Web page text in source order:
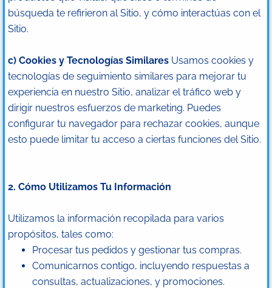
búsqueda te refirieron al Sitio, y cómo interactúas con el
Sitio.
c) Cookies y Tecnologías Similares Usamos cookies y
tecnologías de seguimiento similares para mejorar tu
experiencia en nuestro Sitio, analizar el tráfico web y
dirigir nuestros esfuerzos de marketing. Puedes
configurar tu navegador para rechazar cookies, aunque
esto puede limitar tu acceso a ciertas funciones del Sitio.
2. Cómo Utilizamos Tu Información
Utilizamos la información recopilada para varios
propósitos, tales como:
Procesar tus pedidos y gestionar tus compras.
Comunicarnos contigo, incluyendo respuestas a
consultas, actualizaciones, y promociones.